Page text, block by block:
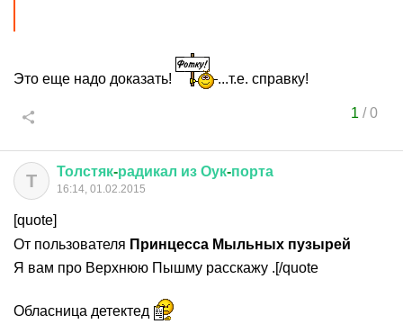
Это еще надо доказать! ...т.е. справку!
1 /0
Т Толстяк-радикал из Оук-порта
16:14, 01.02.2015
[quote]
От пользователя Принцесса Мыльных пузырей
Я вам про Верхнюю Пышму расскажу .[/quote
Обласница детектед